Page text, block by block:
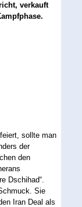
verkauft
sollte man
der
den
Dschihad“.
Sie
Iran Deal als